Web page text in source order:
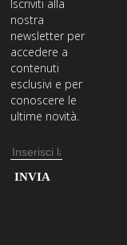
Iscriviti alla
nostra
newsletter per
accedere a
contenuti
esclusivi e per
conoscere le
ultime novità.
Indirizzo
email
Inserisci